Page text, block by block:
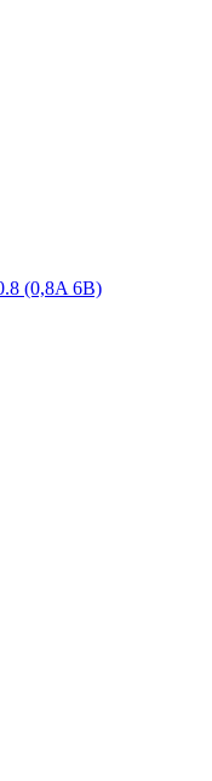
(0,8A 6В)